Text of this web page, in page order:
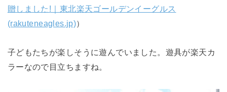
贈しました!｜東北楽天ゴールデンイーグルス
(rakuteneagles.jp)）
子どもたちが楽しそうに遊んでいました。遊具が楽天カ
ラーなので目立ちますね。